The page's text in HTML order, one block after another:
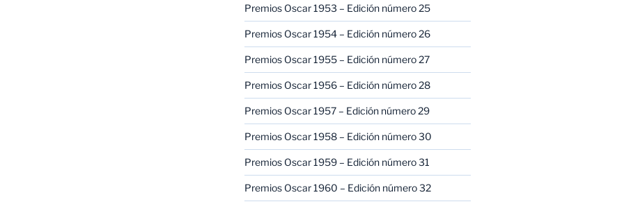
Premios Oscar 1953 – Edición número 25
Premios Oscar 1954 – Edición número 26
Premios Oscar 1955 – Edición número 27
Premios Oscar 1956 – Edición número 28
Premios Oscar 1957 – Edición número 29
Premios Oscar 1958 – Edición número 30
Premios Oscar 1959 – Edición número 31
Premios Oscar 1960 – Edición número 32